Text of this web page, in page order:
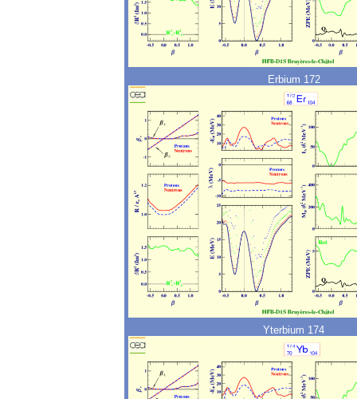
Erbium 172
Yterbium 174